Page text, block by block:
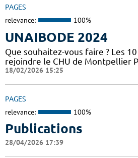
PAGES
relevance: 100%
UNAIBODE 2024
Que souhaitez-vous faire ? Les
rejoindre le CHU de Montpellier
18/02/2026 15:25
PAGES
relevance: 100%
Publications
28/04/2026 17:39